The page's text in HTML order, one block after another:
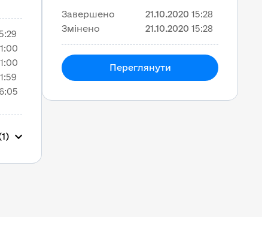
Завершено 21.10.2020 15:28
Змінено
21.10.2020 15:28
Переглянути